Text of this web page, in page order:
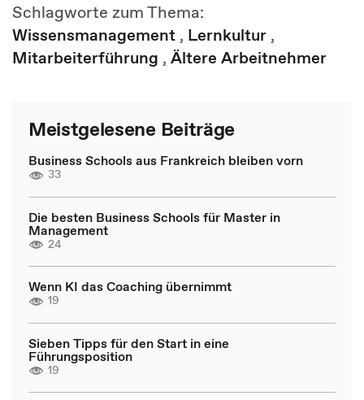
Schlagworte zum Thema:
Wissensmanagement , Lernkultur ,
Mitarbeiterführung , Ältere Arbeitnehmer
Meistgelesene Beiträge
Business Schools aus Frankreich bleiben vorn
33
Die besten Business Schools für Master in
Management
24
Wenn KI das Coaching übernimmt
19
Sieben Tipps für den Start in eine
Führungsposition
19